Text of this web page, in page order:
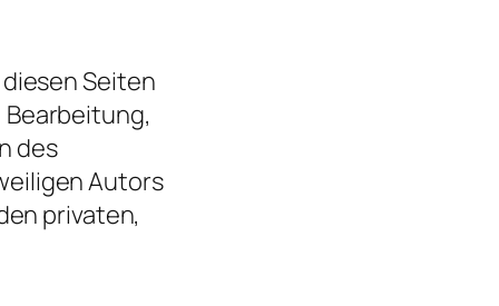
Seiten
des
Autors
privaten,